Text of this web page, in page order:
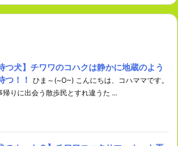
待つ犬】チワワのコハクは静かに地蔵のよう
つ！！
ひま～(~O~) こんにちは、コハママです。
帰りに出会う散歩民とすれ違うた ...